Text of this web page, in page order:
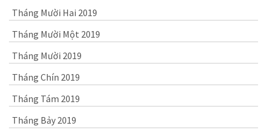
Tháng Mười Hai 2019
Tháng Mười Một 2019
Tháng Mười 2019
Tháng Chín 2019
Tháng Tám 2019
Tháng Bảy 2019